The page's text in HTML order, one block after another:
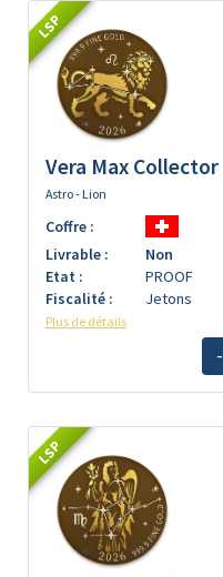
LSP
Vera Max Collector
Astro - Lion
Coffre :
Livrable :
Non
Etat :
PROOF
Fiscalité :
Jetons
Plus de détails
-
LSP